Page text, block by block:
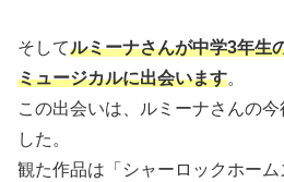
そしてルミーナさんが中学3年生
ミュージカルに出会います。
この出会いは、ルミーナさんの今
した。
観た作品は「シャーロックホー